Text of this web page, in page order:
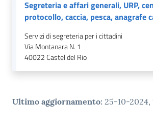
Segreteria e affari generali, URP,
protocollo, caccia, pesca, anagrafe
Servizi di segreteria per i cittadini
Via Montanara N. 1
40022Castel del Rio
Ultimo aggiornamento: 25-10-2024,